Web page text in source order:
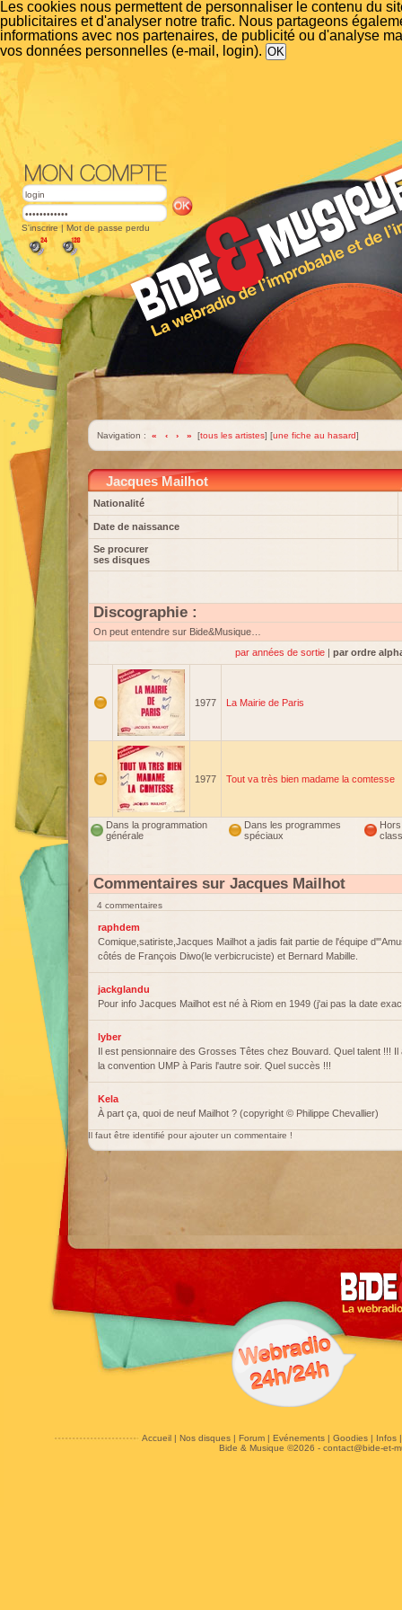
Les cookies nous permettent de personnaliser le contenu du
publicitaires et d'analyser notre trafic. Nous partageons
informations avec nos partenaires, de publicité ou d'analyse
vos données personnelles (e-mail, login).
S'inscrire | Mot de passe perdu
Navigation : « ‹ › » [tous les artistes] [une fiche au hasard]
Jacques Mailhot
Nationalité
Date de naissance
Se procurer
ses disques
Discographie :
On peut entendre sur Bide&Musique…
par années de sortie | par ordre
1977 La Mairie de Paris
1977 Tout va très bien madame la comtesse
Dans la programmation
générale
Dans les programmes
spéciaux
Hors
Commentaires sur Jacques Mailhot
4 commentaires
raphdem
Comique,satiriste,Jacques Mailhot a jadis fait partie de l'équipe
côtés de François Diwo(le verbicruciste) et Bernard Mabille.
jackglandu
Pour info Jacques Mailhot est né à Riom en 1949 (j'ai pas la date
lyber
Il est pensionnaire des Grosses Têtes chez Bouvard. Quel talent !!! Il
la convention UMP à Paris l'autre soir. Quel succès !!!
Kela
À part ça, quoi de neuf Mailhot ? (copyright © Philippe Chevallier)
Il faut être identifié pour ajouter un commentaire !
Accueil| Nos disques| Forum| Evénements| Goodies| Infos
Bide & Musique ©2026 - contact@bide-et-